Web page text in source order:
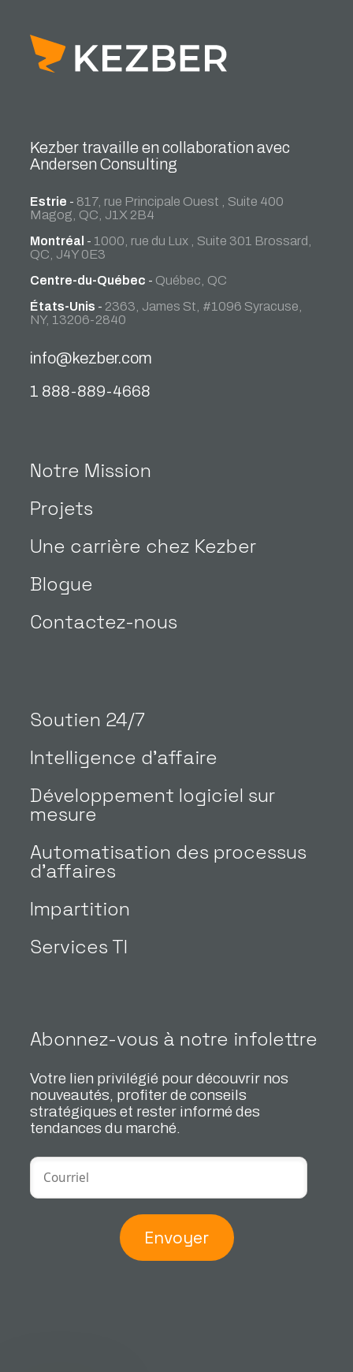
Kezber travaille en collaboration avec
Andersen Consulting
Estrie - 817, rue Principale Ouest , Suite 400
Magog, QC, J1X 2B4
Montréal - 1000, rue du Lux , Suite 301 Brossard,
QC, J4Y 0E3
Centre-du-Québec - Québec, QC
États-Unis - 2363, James St, #1096 Syracuse,
NY, 13206-2840
info@kezber.com
1 888-889-4668
Notre Mission
Projets
Une carrière chez Kezber
Blogue
Contactez-nous
Soutien 24/7
Intelligence d’affaire
Développement logiciel sur
mesure
Automatisation des processus
d’affaires
Impartition
Services TI
Abonnez-vous à notre infolettre
Votre lien privilégié pour découvrir nos
nouveautés, profiter de conseils
stratégiques et rester informé des
tendances du marché.
Envoyer